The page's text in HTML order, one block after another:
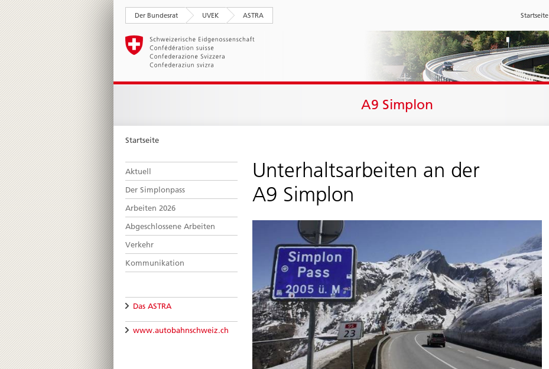
Der Bundesrat UVEK ASTRA Startseite
A9 Simplon
Startseite
Aktuell
Der Simplonpass
Arbeiten 2026
Abgeschlossene Arbeiten
Verkehr
Kommunikation
Das ASTRA
www.autobahnschweiz.ch
Unter­halts­arbeiten an der
A9 Simplon